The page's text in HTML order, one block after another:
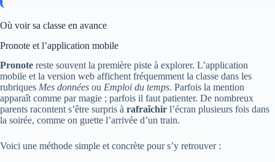
Où voir sa classe en avance
Pronote et l’application mobile
Pronote reste souvent la première piste à explorer. L’application
mobile et la version web affichent fréquemment la classe dans les
rubriques Mes données ou Emploi du temps. Parfois la mention
apparaît comme par magie ; parfois il faut patienter. De nombreux
parents racontent s’être surpris à rafraîchir l’écran plusieurs fois dans
la soirée, comme on guette l’arrivée d’un train.
Voici une méthode simple et concrète pour s’y retrouver :